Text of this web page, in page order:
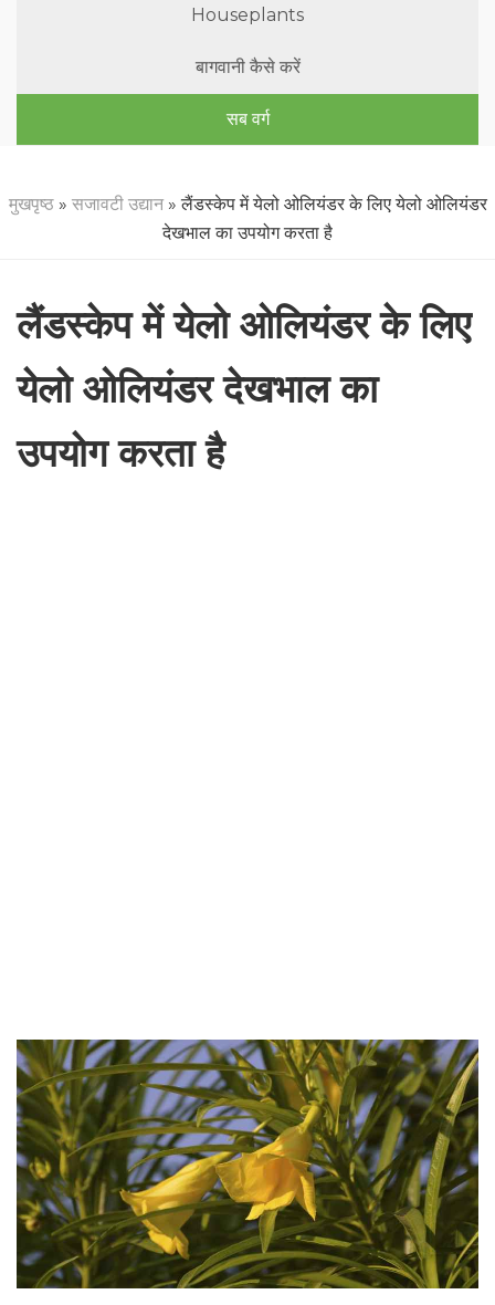
Houseplants
बागवानी कैसे करें
सब वर्ग
मुखपृष्ठ» सजावटी उद्यान» लैंडस्केप में येलो ओलियंडर के लिए येलो ओलियंडर
देखभाल का उपयोग करता है
लैंडस्केप में येलो ओलियंडर के लिए
येलो ओलियंडर देखभाल का
उपयोग करता है